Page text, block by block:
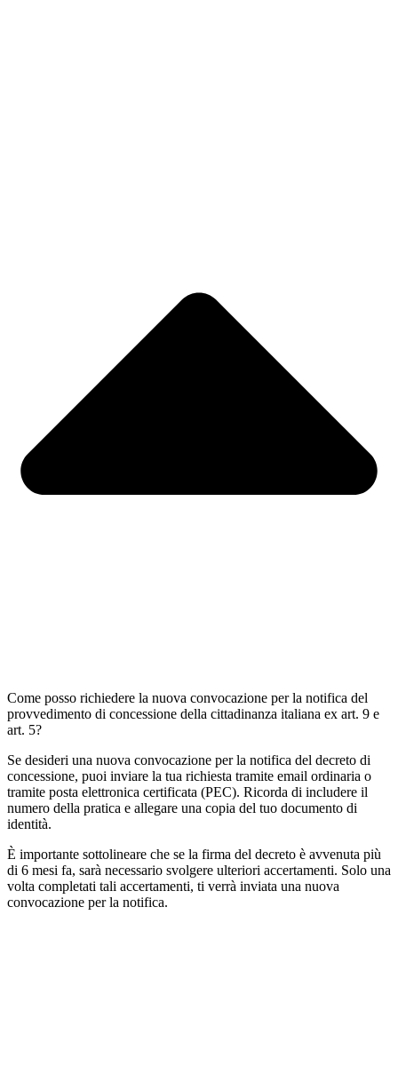
Come posso richiedere la nuova convocazione per la notifica del
provvedimento di concessione della cittadinanza italiana ex art. 9 e
art. 5?
Se desideri una nuova convocazione per la notifica del decreto di
concessione, puoi inviare la tua richiesta tramite email ordinaria o
tramite posta elettronica certificata (PEC). Ricorda di includere il
numero della pratica e allegare una copia del tuo documento di
identità.
È importante sottolineare che se la firma del decreto è avvenuta più
di 6 mesi fa, sarà necessario svolgere ulteriori accertamenti. Solo una
volta completati tali accertamenti, ti verrà inviata una nuova
convocazione per la notifica.